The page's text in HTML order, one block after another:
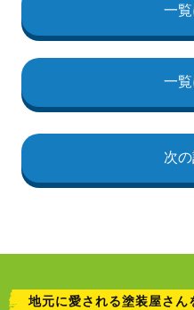
一
一
次
地元に愛される塗装屋さん